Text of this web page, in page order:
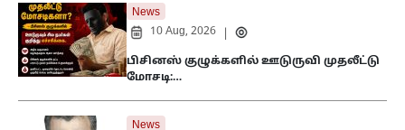
News
10 Aug, 2026
பிசினஸ் குழுக்களில் ஊடுருவி முதலீட்டு
மோசடி:…
News